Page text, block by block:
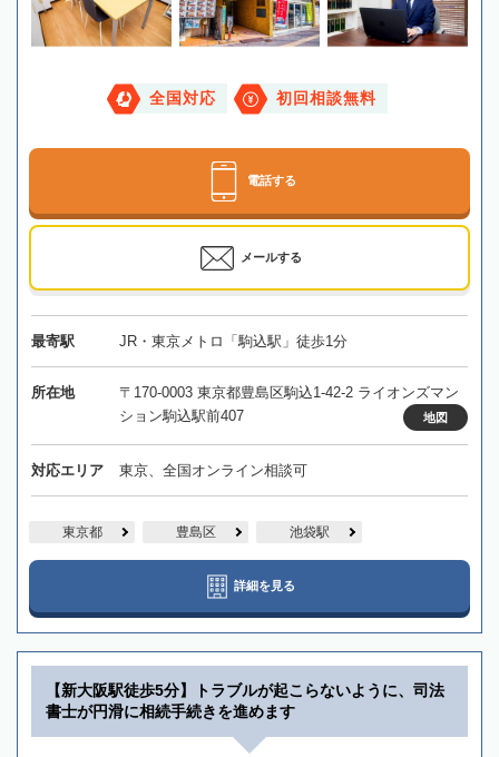
全国対応 初回相談無料
電話する
メールする
最寄駅 JR・東京メトロ「駒込駅」徒歩1分
所在地
〒170-0003 東京都豊島区駒込1-42-2 ライオンズマン
ション駒込駅前407
地図
対応エリア 東京、全国オンライン相談可
東京都 豊島区 池袋駅
詳細を見る
【新大阪駅徒歩5分】トラブルが起こらないように、司法
書士が円滑に相続手続きを進めます